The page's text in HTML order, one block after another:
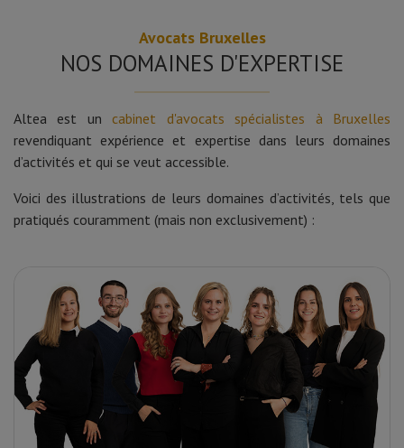
Avocats Bruxelles
NOS DOMAINES D'EXPERTISE
Altea est un cabinet d'avocats spécialistes à Bruxelles
revendiquant expérience et expertise dans leurs domaines
d’activités et qui se veut accessible.
Voici des illustrations de leurs domaines d’activités, tels que
pratiqués couramment (mais non exclusivement) :